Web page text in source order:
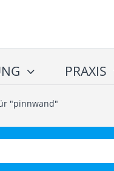
PRAXIS
"pinnwand"